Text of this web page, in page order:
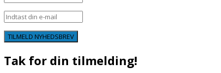
TILMELD NYHEDSBREV
Tak for din tilmelding!